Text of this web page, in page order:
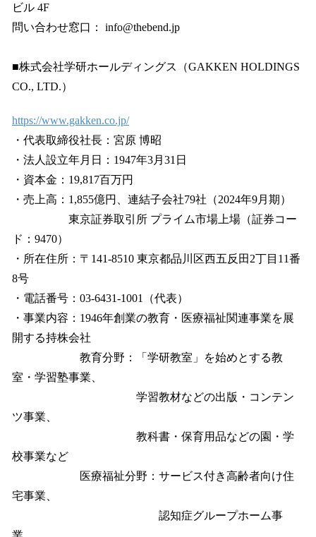
ビル 4F
問い合わせ窓口： info@thebend.jp
■株式会社学研ホールディングス（GAKKEN HOLDINGS
CO., LTD.）
https://www.gakken.co.jp/
・代表取締役社長：宮原 博昭
・法人設立年月日：1947年3月31日
・資本金：19,817百万円
・売上高：1,855億円、連結子会社79社（2024年9月期）
東京証券取引所 プライム市場上場（証券コー
ド：9470）
・所在住所：〒141-8510 東京都品川区西五反田2丁目11番
8号
・電話番号：03-6431-1001（代表）
・事業内容：1946年創業の教育・医療福祉関連事業を展
開する持株会社
教育分野：「学研教室」を始めとする教
室・学習塾事業、
学習教材などの出版・コンテン
ツ事業、
教科書・保育用品などの園・学
校事業など
医療福祉分野：サービス付き高齢者向け住
宅事業、
認知症グループホーム事